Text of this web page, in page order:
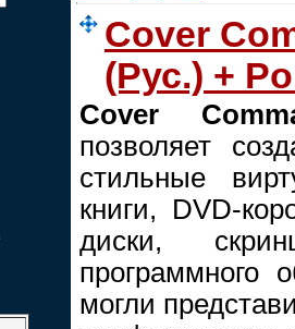
Cover
(Рус.) +
Cover
позволяет
стильные
книги, DVD-
диски,
программного
могли